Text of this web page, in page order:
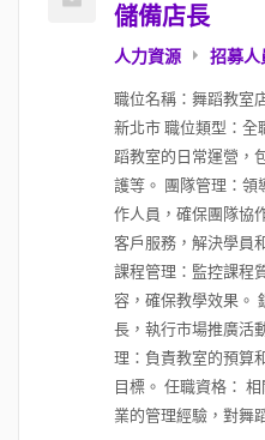
儲備店長
人力資源 招募人
職位名稱：舞蹈教室
新北市 職位類型：全
蹈教室的日常運營，
護等。 團隊管理：領
作人員，確保團隊協
客戶服務，解決學員
課程管理：監控課程
容，確保教學效果。
長，執行市場推廣活
理：負責教室的預算
目標。 任職資格：
業的管理經驗，對舞